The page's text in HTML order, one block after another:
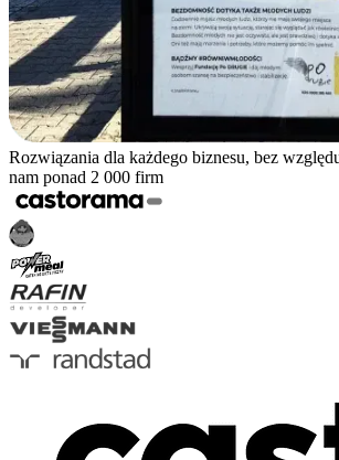
Rozwiązania dla każdego biznesu, bez
nam ponad 2 000 firm